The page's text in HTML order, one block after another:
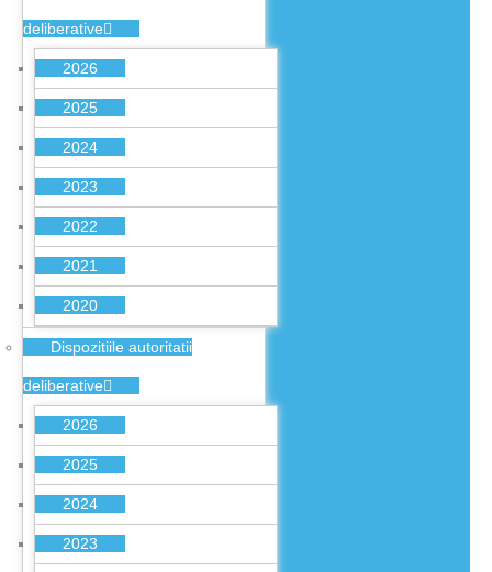
deliberative
2026
2025
2024
2023
2022
2021
2020
Dispozitiile autoritatii
deliberative
2026
2025
2024
2023